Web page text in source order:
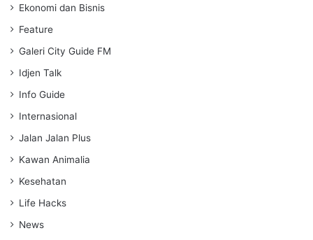
Ekonomi dan Bisnis
Feature
Galeri City Guide FM
Idjen Talk
Info Guide
Internasional
Jalan Jalan Plus
Kawan Animalia
Kesehatan
Life Hacks
News